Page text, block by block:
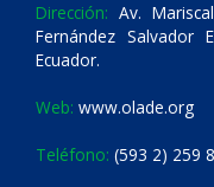
Dirección: Av.
Fernández
Ecuador.
Web: www.olade.org
Teléfono: (593 2) 259